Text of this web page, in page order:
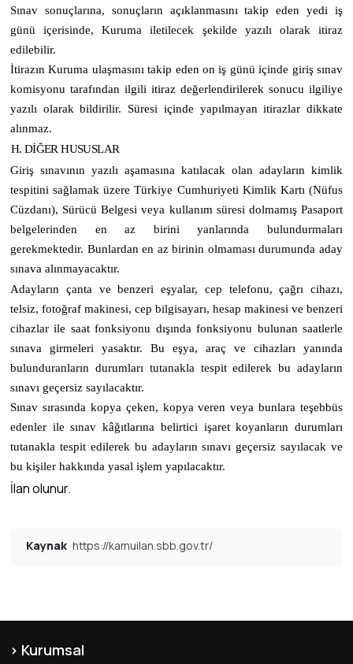
Sınav sonuçlarına, sonuçların açıklanmasını takip eden yedi iş
günü içerisinde, Kuruma iletilecek şekilde yazılı olarak itiraz
edilebilir.
İtirazın Kuruma ulaşmasını takip eden on iş günü içinde giriş sınav
komisyonu tarafından ilgili itiraz değerlendirilerek sonucu ilgiliye
yazılı olarak bildirilir. Süresi içinde yapılmayan itirazlar dikkate
alınmaz.
H. DİĞER HUSUSLAR
Giriş sınavının yazılı aşamasına katılacak olan adayların kimlik
tespitini sağlamak üzere Türkiye Cumhuriyeti Kimlik Kartı (Nüfus
Cüzdanı), Sürücü Belgesi veya kullanım süresi dolmamış Pasaport
belgelerinden en az birini yanlarında bulundurmaları
gerekmektedir. Bunlardan en az birinin olmaması durumunda aday
sınava alınmayacaktır.
Adayların çanta ve benzeri eşyalar, cep telefonu, çağrı cihazı,
telsiz, fotoğraf makinesi, cep bilgisayarı, hesap makinesi ve benzeri
cihazlar ile saat fonksiyonu dışında fonksiyonu bulunan saatlerle
sınava girmeleri yasaktır. Bu eşya, araç ve cihazları yanında
bulunduranların durumları tutanakla tespit edilerek bu adayların
sınavı geçersiz sayılacaktır.
Sınav sırasında kopya çeken, kopya veren veya bunlara teşebbüs
edenler ile sınav kâğıtlarına belirtici işaret koyanların durumları
tutanakla tespit edilerek bu adayların sınavı geçersiz sayılacak ve
bu kişiler hakkında yasal işlem yapılacaktır.
İlan olunur.
Kaynak https://kamuilan.sbb.gov.tr/
Kurumsal